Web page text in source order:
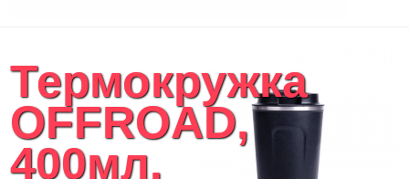
Термокружка
OFFROAD,
400мл.